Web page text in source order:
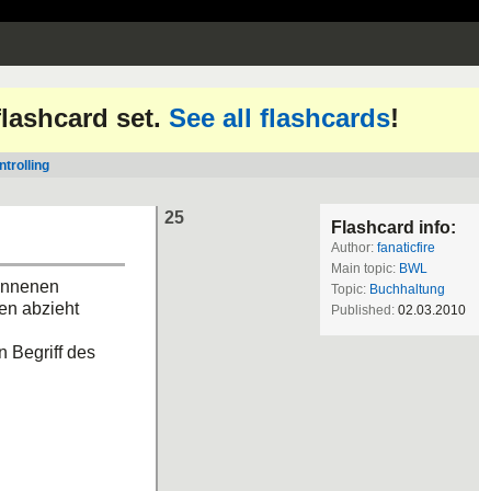
set. See all flashcards!
25
abzieht
Begriff des
Flashcard info:
Author: fanaticfire
Main topic: BWL
Topic: Buchhaltung
Published: 02.03.2010